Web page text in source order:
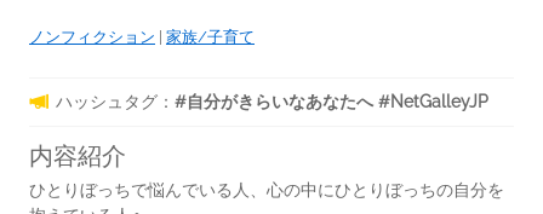
ノンフィクション 家族/子育て
ハッシュタグ： #自分がきらいなあなたへ #NetGalleyJP
内容紹介
ひとりぼっちで悩んでいる人、心の中にひとりぼっちの自分を